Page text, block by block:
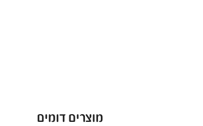
מוצרים דומים